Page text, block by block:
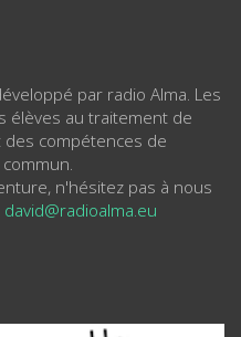
par radio Alma. Les
élèves au traitement de
compétences de
n'hésitez pas à nous
david@radioalma.eu